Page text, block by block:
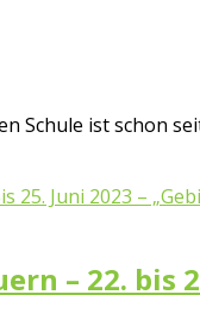
Schule ist schon
– 22. bis